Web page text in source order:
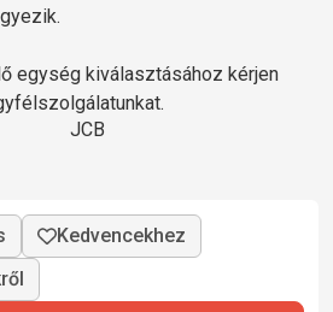
egység kiválasztásához kérjen
JCB